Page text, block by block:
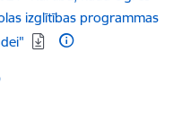
izglītības programmas